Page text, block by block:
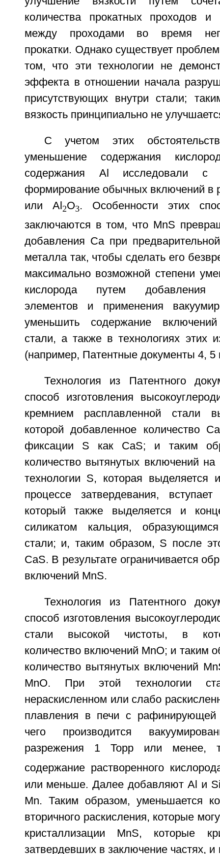
количества прокатных проходов и
между проходами во время
прокатки. Однако существует
том, что эти технологии не
эффекта в отношении начала
присутствующих внутри стали;
вязкость принципиально не
С учетом этих
уменьшение содержания
содержания Al исследовали с
формирование обычных включений в
или Al 2O3. Особенности этих
заключаются в том, что MnS
добавления Са при
металла так, чтобы сделать его
максимально возможной степени
кислорода путем добавления
элементов и применения
уменьшить содержание
стали, а также в технологиях этих
(например, Патентные документы 4, 5
Технология из Патентного
способ изготовления
кремнием расплавленной стали
которой добавленное количество
фиксации S как CaS; и таким
количество вытянутых включений
технологии S, которая выделяется
процессе затвердевания,
который также выделяется и
силикатом кальция,
стали; и, таким образом, S после
CaS. В результате ограничивается
включений MnS.
Технология из Патентного
способ изготовления
стали высокой чистоты, в
количество включений MnO; и таким
количество вытянутых включений
MnO. При этой технологии
нераскисленном или слабо
плавления в печи с рафинирующей
чего производится
разрежения 1 Торр или менее,
содержание растворенного
или меньше. Далее добавляют Al и
Mn. Таким образом, уменьшается
вторичного раскисления, которые
кристаллизации MnS, которые
затвердевших в заключение частях, и